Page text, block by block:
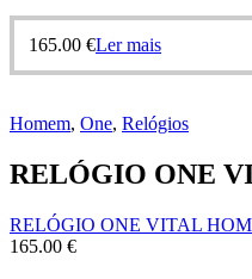
165.00 €Ler mais
Homem, One, Relógios
RELÓGIO ONE
RELÓGIO ONE VITAL
165.00 €